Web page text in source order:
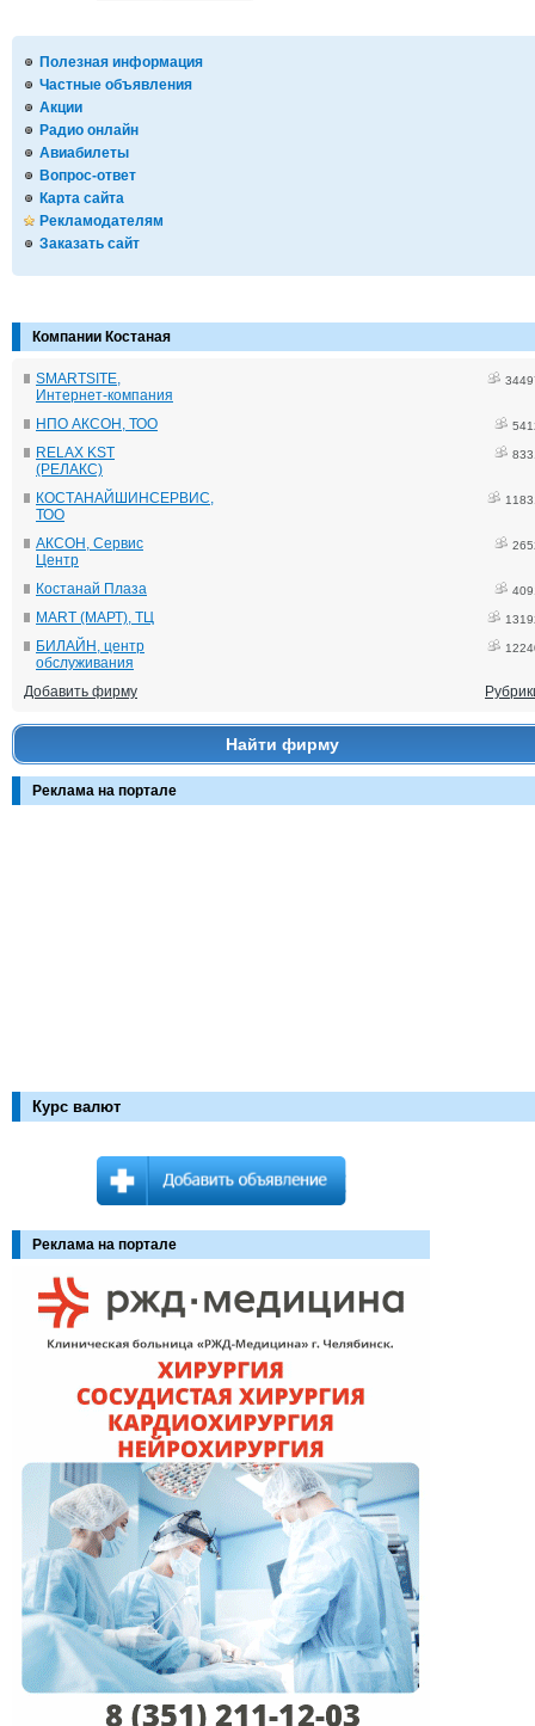
Полезная информация
Частные объявления
Акции
Радио онлайн
Авиабилеты
Вопрос-ответ
Карта сайта
Рекламодателям
Заказать сайт
Компании Костаная
SMARTSITE,
Интернет-компания
НПО АКСОН, ТОО
RELAX KST
(РЕЛАКС)
КОСТАНАЙШИНСЕРВИС,
ТОО
АКСОН, Сервис
Центр
Костанай Плаза
MART (МАРТ), ТЦ
БИЛАЙН, центр
обслуживания
Добавить фирму
Найти фирму
Реклама на портале
Курс валют
Реклама на портале